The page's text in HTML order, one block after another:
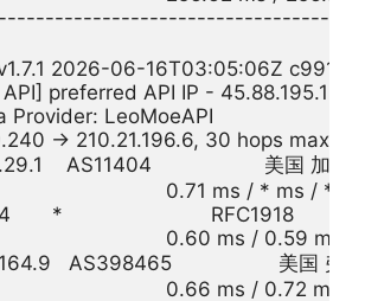
2026-06-16T03:05:06Z
preferred API IP -
Provider: LeoMoeAPI
-> 210.21.196.6, 30 hops max,
AS11404                   美国 加
0.71 ms / * ms / *
*                         RFC1918
0.60 ms / 0.59
AS398465                  美国 弗
0.66 ms / 0.72